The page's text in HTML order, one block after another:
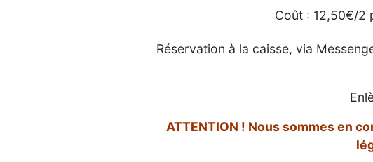
Coût : 12,50€/2
Réservation à la caisse, via
ATTENTION ! Nous sommes en